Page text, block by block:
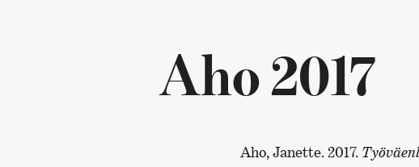
Aho 2017
Aho, Janette. 2017.